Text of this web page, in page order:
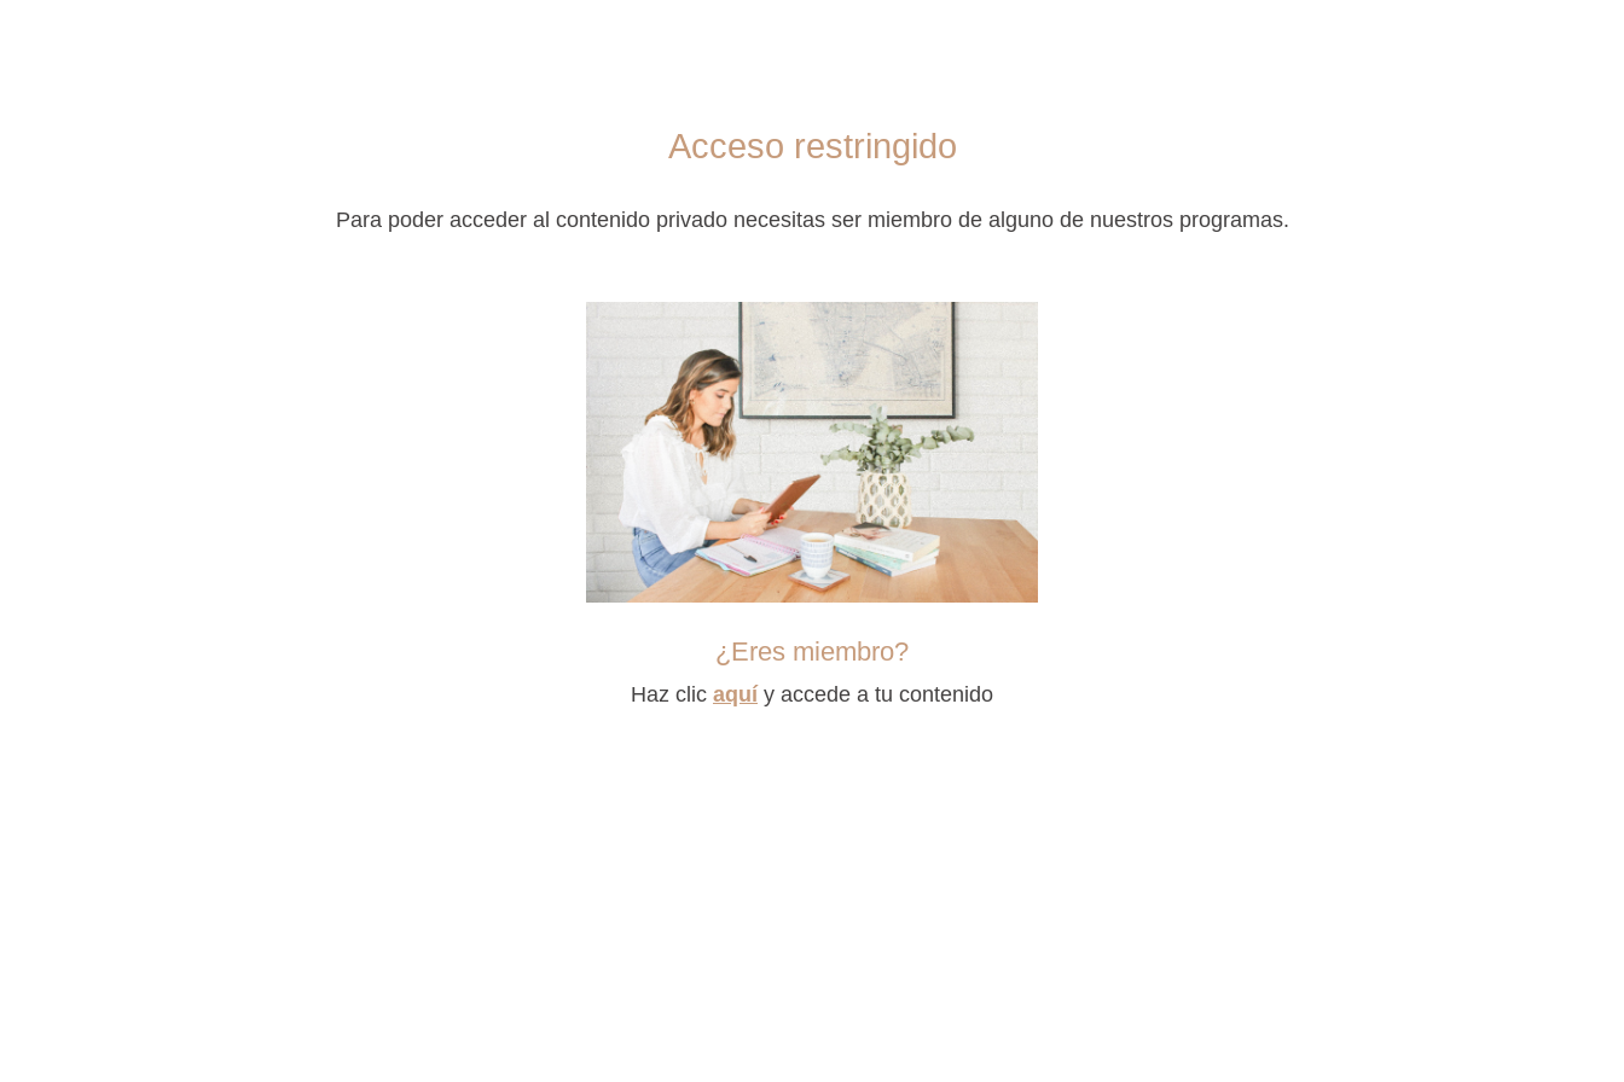
Acceso restringido
Para poder acceder al contenido privado necesitas ser miembro de alguno de nuestros programas.
¿Eres miembro?
Haz clic aquíy accede a tu contenido